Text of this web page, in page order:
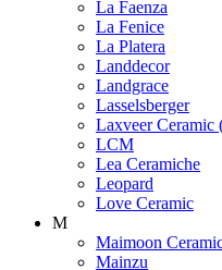
La Faenza
La Fenice
La Platera
Landdecor
Landgrace
Lasselsberger
Laxveer Ceramic
LCM
Lea Ceramiche
Leopard
Love Ceramic
M
Maimoon
Mainzu